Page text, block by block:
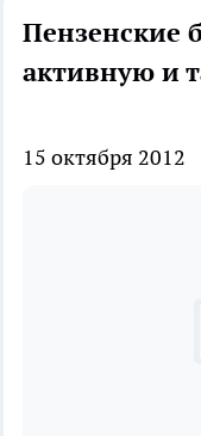
Пензенские
активную и
15 октября 2012